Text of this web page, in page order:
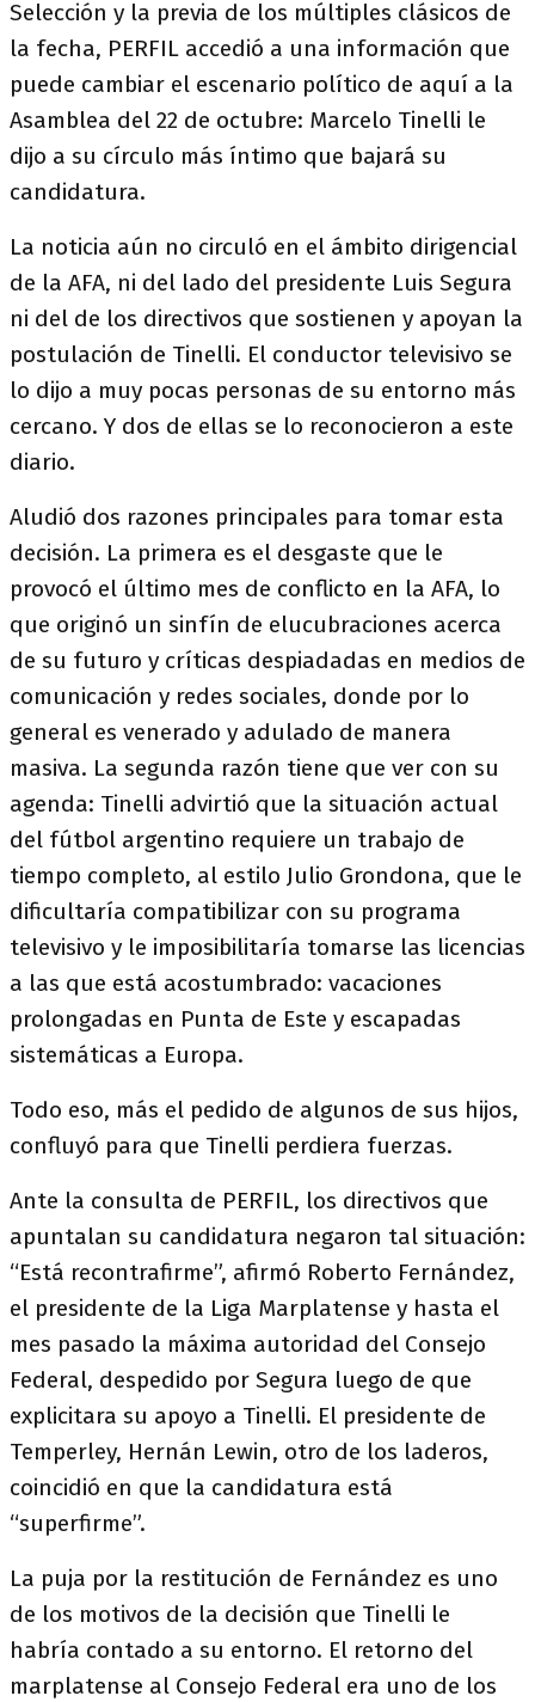
Selección y la previa de los múltiples clásicos de
la fecha, PERFIL accedió a una información que
puede cambiar el escenario político de aquí a la
Asamblea del 22 de octubre: Marcelo Tinelli le
dijo a su círculo más íntimo que bajará su
candidatura.
La noticia aún no circuló en el ámbito dirigencial
de la AFA, ni del lado del presidente Luis Segura
ni del de los directivos que sostienen y apoyan la
postulación de Tinelli. El conductor televisivo se
lo dijo a muy pocas personas de su entorno más
cercano. Y dos de ellas se lo reconocieron a este
diario.
Aludió dos razones principales para tomar esta
decisión. La primera es el desgaste que le
provocó el último mes de conflicto en la AFA, lo
que originó un sinfín de elucubraciones acerca
de su futuro y críticas despiadadas en medios de
comunicación y redes sociales, donde por lo
general es venerado y adulado de manera
masiva. La segunda razón tiene que ver con su
agenda: Tinelli advirtió que la situación actual
del fútbol argentino requiere un trabajo de
tiempo completo, al estilo Julio Grondona, que le
dificultaría compatibilizar con su programa
televisivo y le imposibilitaría tomarse las licencias
a las que está acostumbrado: vacaciones
prolongadas en Punta de Este y escapadas
sistemáticas a Europa.
Todo eso, más el pedido de algunos de sus hijos,
confluyó para que Tinelli perdiera fuerzas.
Ante la consulta de PERFIL, los directivos que
apuntalan su candidatura negaron tal situación:
“Está recontrafirme”, afirmó Roberto Fernández,
el presidente de la Liga Marplatense y hasta el
mes pasado la máxima autoridad del Consejo
Federal, despedido por Segura luego de que
explicitara su apoyo a Tinelli. El presidente de
Temperley, Hernán Lewin, otro de los laderos,
coincidió en que la candidatura está
“superfirme”.
La puja por la restitución de Fernández es uno
de los motivos de la decisión que Tinelli le
habría contado a su entorno. El retorno del
marplatense al Consejo Federal era uno de los